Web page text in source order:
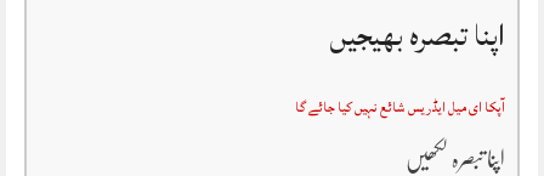
اپنا تبصرہ بھیجیں
آپکا ای میل ایڈریس شائع نہیں کیا جائے گا
اپنا تبصرہ لکھیں